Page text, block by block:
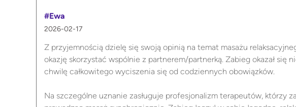
#Ewa
2026-02-17
Z przyjemnością dzielę się swoją opinią na temat masażu
okazję skorzystać wspólnie z partnerem/partnerką. Zabieg okazał się
chwilę całkowitego wyciszenia się od codziennych obowiązków.
Na szczególne uznanie zasługuje profesjonalizm terapeutów, którzy